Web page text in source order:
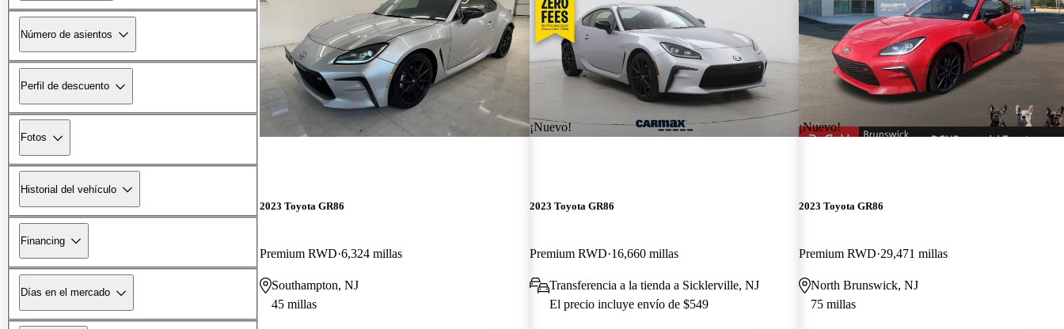
Número de asientos
Perfil de descuento
Fotos
Historial del vehículo
Financing
Días en el mercado
2023 Toyota GR86
Premium RWD 6,324 millas
Southampton, NJ
45 millas
¡Nuevo!
2023 Toyota GR86
Premium RWD 16,660 millas
Transferencia a la tienda a Sicklerville, NJ
El precio incluye envío de $549
¡Nuevo!
2023 Toyota GR86
Premium RWD 29,471 millas
North Brunswick, NJ
75 millas